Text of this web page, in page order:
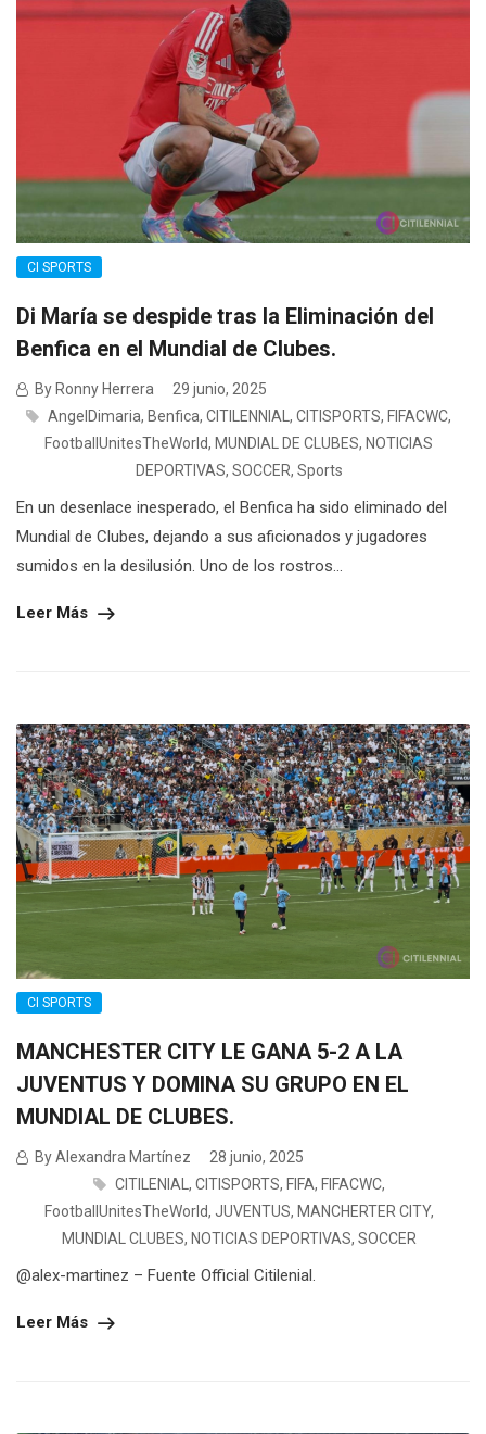
CI SPORTS
Di María se despide tras la Eliminación del
Benfica en el Mundial de Clubes.
By Ronny Herrera
29 junio, 2025
AngelDimaria, Benfica, CITILENNIAL, CITISPORTS, FIFACWC,
FootballUnitesTheWorld, MUNDIAL DE CLUBES, NOTICIAS
DEPORTIVAS, SOCCER, Sports
En un desenlace inesperado, el Benfica ha sido eliminado del
Mundial de Clubes, dejando a sus aficionados y jugadores
sumidos en la desilusión. Uno de los rostros...
Leer Más
CI SPORTS
MANCHESTER CITY LE GANA 5-2 A LA
JUVENTUS Y DOMINA SU GRUPO EN EL
MUNDIAL DE CLUBES.
By Alexandra Martínez
28 junio, 2025
CITILENIAL, CITISPORTS, FIFA, FIFACWC,
FootballUnitesTheWorld, JUVENTUS, MANCHERTER CITY,
MUNDIAL CLUBES, NOTICIAS DEPORTIVAS, SOCCER
@alex-martinez – Fuente Official Citilenial.
Leer Más